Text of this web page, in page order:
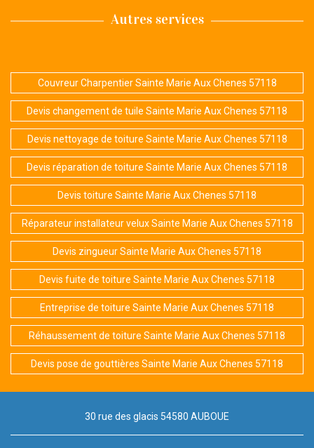
Autres services
Couvreur Charpentier Sainte Marie Aux Chenes 57118
Devis changement de tuile Sainte Marie Aux Chenes 57118
Devis nettoyage de toiture Sainte Marie Aux Chenes 57118
Devis réparation de toiture Sainte Marie Aux Chenes 57118
Devis toiture Sainte Marie Aux Chenes 57118
Réparateur installateur velux Sainte Marie Aux Chenes 57118
Devis zingueur Sainte Marie Aux Chenes 57118
Devis fuite de toiture Sainte Marie Aux Chenes 57118
Entreprise de toiture Sainte Marie Aux Chenes 57118
Réhaussement de toiture Sainte Marie Aux Chenes 57118
Devis pose de gouttières Sainte Marie Aux Chenes 57118
30 rue des glacis 54580 AUBOUE